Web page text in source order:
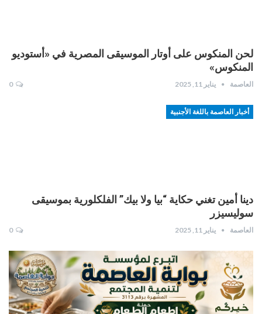
لحن المنكوس على أوتار الموسيقى المصرية في «أستوديو
المنكوس»
العاصمة يناير 11, 2025 0
أخبار العاصمة باللغة الأجنبية
دينا أمين تغني حكاية “بيا ولا بيك” الفلكلورية بموسيقى
سوليسيزر
العاصمة يناير 11, 2025 0